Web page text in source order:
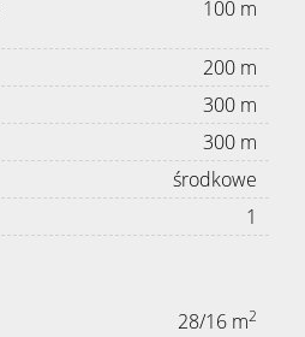
100 m
200 m
300 m
300 m
środkowe
1
28/16 m2